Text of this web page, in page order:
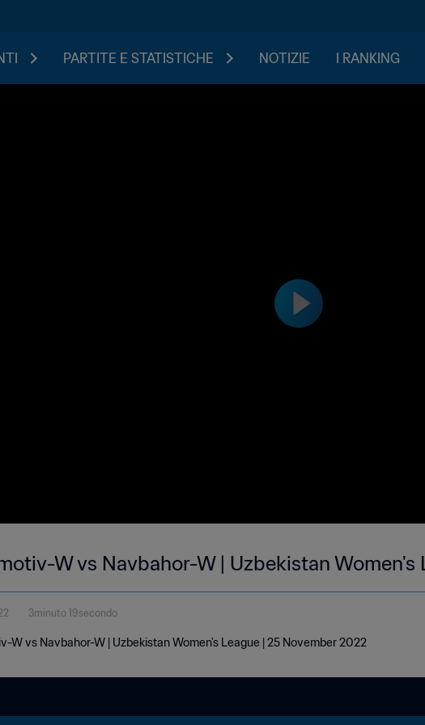
PARTITE E STATISTICHE NOTIZIE I RANKING
W vs Navbahor-W | Uzbekistan Women's
3minuto 19secondo
W vs Navbahor-W | Uzbekistan Women's League | 25 November 2022